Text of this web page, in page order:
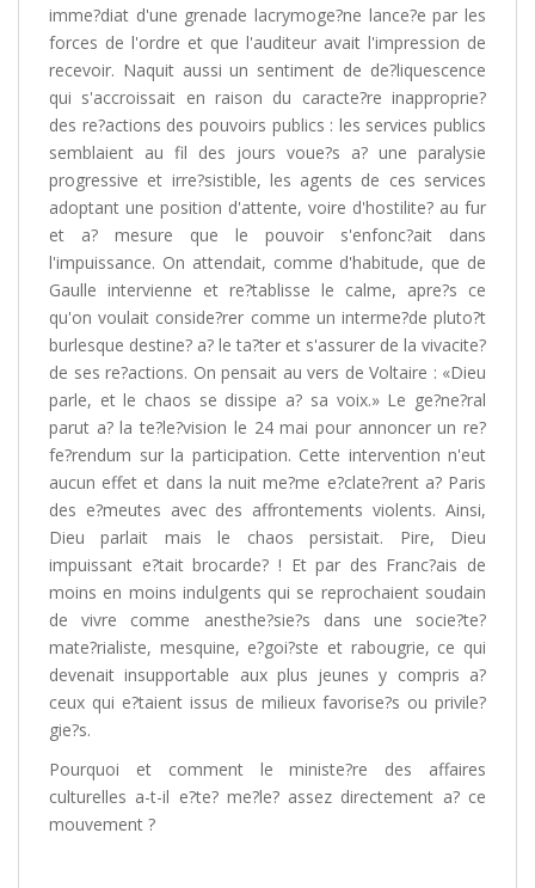
imme?diat d'une grenade lacrymoge?ne lance?e par les
forces de l'ordre et que l'auditeur avait l'impression de
recevoir. Naquit aussi un sentiment de de?liquescence
qui s'accroissait en raison du caracte?re inapproprie?
des re?actions des pouvoirs publics : les services publics
semblaient au fil des jours voue?s a? une paralysie
progressive et irre?sistible, les agents de ces services
adoptant une position d'attente, voire d'hostilite? au fur
et a? mesure que le pouvoir s'enfonc?ait dans
l'impuissance. On attendait, comme d'habitude, que de
Gaulle intervienne et re?tablisse le calme, apre?s ce
qu'on voulait conside?rer comme un interme?de pluto?t
burlesque destine? a? le ta?ter et s'assurer de la vivacite?
de ses re?actions. On pensait au vers de Voltaire : «Dieu
parle, et le chaos se dissipe a? sa voix.» Le ge?ne?ral
parut a? la te?le?vision le 24 mai pour annoncer un re?
fe?rendum sur la participation. Cette intervention n'eut
aucun effet et dans la nuit me?me e?clate?rent a? Paris
des e?meutes avec des affrontements violents. Ainsi,
Dieu parlait mais le chaos persistait. Pire, Dieu
impuissant e?tait brocarde? ! Et par des Franc?ais de
moins en moins indulgents qui se reprochaient soudain
de vivre comme anesthe?sie?s dans une socie?te?
mate?rialiste, mesquine, e?goi?ste et rabougrie, ce qui
devenait insupportable aux plus jeunes y compris a?
ceux qui e?taient issus de milieux favorise?s ou privile?
gie?s.
Pourquoi et comment le ministe?re des affaires
culturelles a-t-il e?te? me?le? assez directement a? ce
mouvement ?